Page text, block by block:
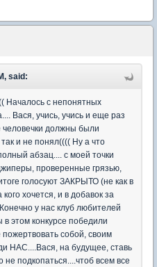
said:
Началось с непонятных
Вася, учись, учись и еще раз
человечки должны были
и не понял(((( Ну а что
абзац.... с моей точки
проверенные грязью,
голосуют ЗАКРЫТО (не как в
хочется, и в добавок за
у нас клуб любителей
в этом конкурсе победили
собой, своим
НАС....Вася, на будущее, ставь
не подкопаться....чтоб всем все